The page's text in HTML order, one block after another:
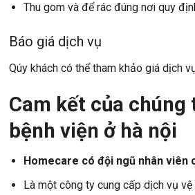
Thu gom và để rác đúng nơi quy
Báo giá dịch vụ
Qúy khách có thể tham khảo giá dịch
Cam kết của
bệnh viện ở hà nội
Homecare có đội ngũ nhân viên
Là một công ty cung cấp dịch vụ